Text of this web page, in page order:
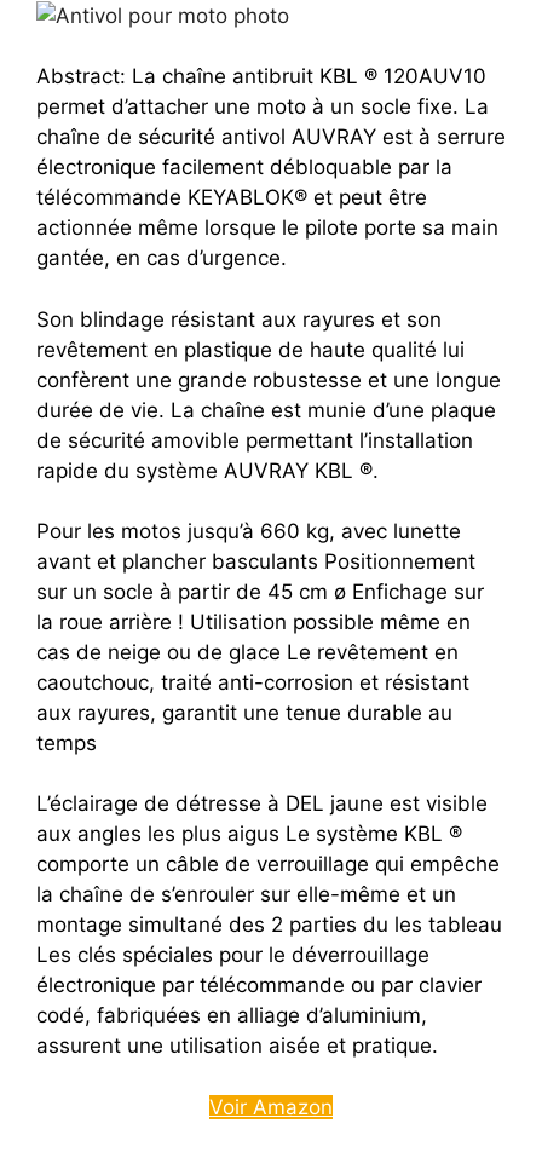
Abstract: La chaîne antibruit KBL ® 120AUV10
permet d’attacher une moto à un socle fixe. La
chaîne de sécurité antivol AUVRAY est à serrure
électronique facilement débloquable par la
télécommande KEYABLOK® et peut être
actionnée même lorsque le pilote porte sa main
gantée, en cas d’urgence.
Son blindage résistant aux rayures et son
revêtement en plastique de haute qualité lui
confèrent une grande robustesse et une longue
durée de vie. La chaîne est munie d’une plaque
de sécurité amovible permettant l’installation
rapide du système AUVRAY KBL ®.
Pour les motos jusqu’à 660 kg, avec lunette
avant et plancher basculants Positionnement
sur un socle à partir de 45 cm ø Enfichage sur
la roue arrière ! Utilisation possible même en
cas de neige ou de glace Le revêtement en
caoutchouc, traité anti-corrosion et résistant
aux rayures, garantit une tenue durable au
temps
L’éclairage de détresse à DEL jaune est visible
aux angles les plus aigus Le système KBL ®
comporte un câble de verrouillage qui empêche
la chaîne de s’enrouler sur elle-même et un
montage simultané des 2 parties du les tableau
Les clés spéciales pour le déverrouillage
électronique par télécommande ou par clavier
codé, fabriquées en alliage d’aluminium,
assurent une utilisation aisée et pratique.
Voir Amazon